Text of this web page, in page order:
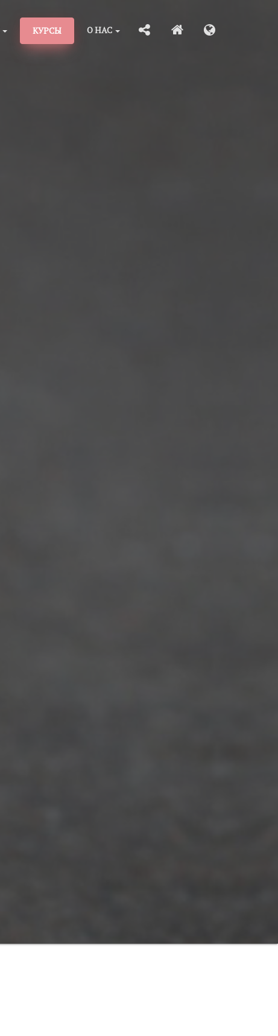
КУРСЫ О НАС